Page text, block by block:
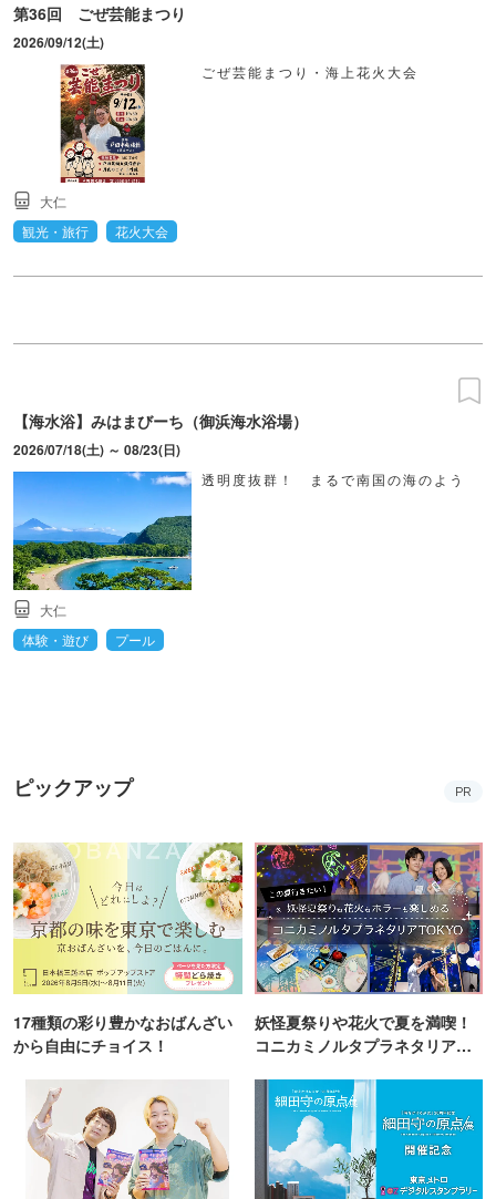
第36回 ごぜ芸能まつり
2026/09/12(土)
ごぜ芸能まつり・海上花火大会
大仁
観光・旅行
花火大会
【海水浴】みはまびーち（御浜海水浴場）
2026/07/18(土) ～ 08/23(日)
透明度抜群！ まるで南国の海のよう
大仁
体験・遊び
プール
ピックアップ PR
17種類の彩り豊かなおばんざい
から自由にチョイス！
妖怪夏祭りや花火で夏を満喫！
コニカミノルタプラネタリア